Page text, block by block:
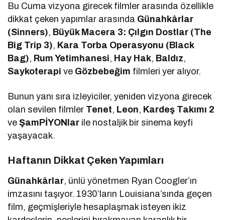
Bu Cuma vizyona girecek filmler arasında özellikle
dikkat çeken yapımlar arasında Günahkârlar
(Sinners), Büyük Macera 3: Çılgın Dostlar (The
Big Trip 3), Kara Torba Operasyonu (Black
Bag), Rum Yetimhanesi, Hay Hak, Baldız,
Saykoterapi ve Gözbebeğim filmleri yer alıyor.
Bunun yanı sıra izleyiciler, yeniden vizyona girecek
olan sevilen filmler Tenet, Leon, Kardeş Takımı 2
veŞamPİYONlar ile nostaljik bir sinema keyfi
yaşayacak.
Haftanın Dikkat Çeken Yapımları
Günahkârlar, ünlü yönetmen Ryan Coogler’ın
imzasını taşıyor. 1930’ların Louisiana’sında geçen
film, geçmişleriyle hesaplaşmak isteyen ikiz